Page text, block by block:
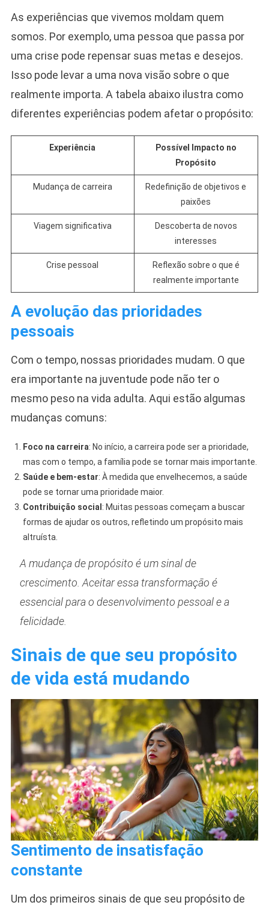
As experiências que vivemos moldam quem
somos. Por exemplo, uma pessoa que passa por
uma crise pode repensar suas metas e desejos.
Isso pode levar a uma nova visão sobre o que
realmente importa. A tabela abaixo ilustra como
diferentes experiências podem afetar o propósito:
Experiência
Possível Impacto no
Propósito
Mudança de carreira
Redefinição de objetivos e
paixões
Viagem significativa
Descoberta de novos
interesses
Crise pessoal
Reflexão sobre o que é
realmente importante
A evolução das prioridades
pessoais
Com o tempo, nossas prioridades mudam. O que
era importante na juventude pode não ter o
mesmo peso na vida adulta. Aqui estão algumas
mudanças comuns:
Foco na carreira: No início, a carreira pode ser a prioridade,
mas com o tempo, a família pode se tornar mais importante.
Saúde e bem-estar: À medida que envelhecemos, a saúde
pode se tornar uma prioridade maior.
Contribuição social : Muitas pessoas começam a buscar
formas de ajudar os outros, refletindo um propósito mais
altruísta.
A mudança de propósito é um sinal de
crescimento. Aceitar essa transformação é
essencial para o desenvolvimento pessoal e a
felicidade.
Sinais de que seu propósito
de vida está mudando
Sentimento de insatisfação
constante
Um dos primeiros sinais de que seu propósito de